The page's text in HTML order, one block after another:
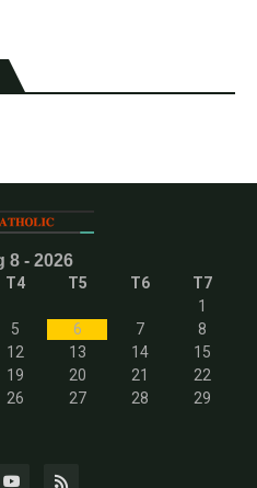
8 - 2026
T4 T5 T6
T7
1
5 6 7
8
12 13 14
15
19 20 21
22
26 27 28
29